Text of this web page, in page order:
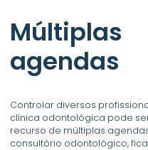
Múltiplas
agendas
Controlar diversos
clínica odontológica pode
recurso de múltiplas
consultório odontológico,